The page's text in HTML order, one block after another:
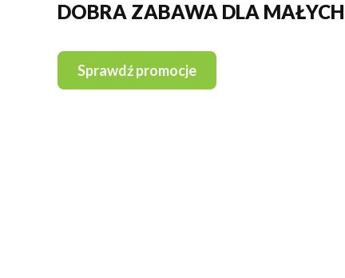
DOBRA ZABAWA DLA
Sprawdź promocje